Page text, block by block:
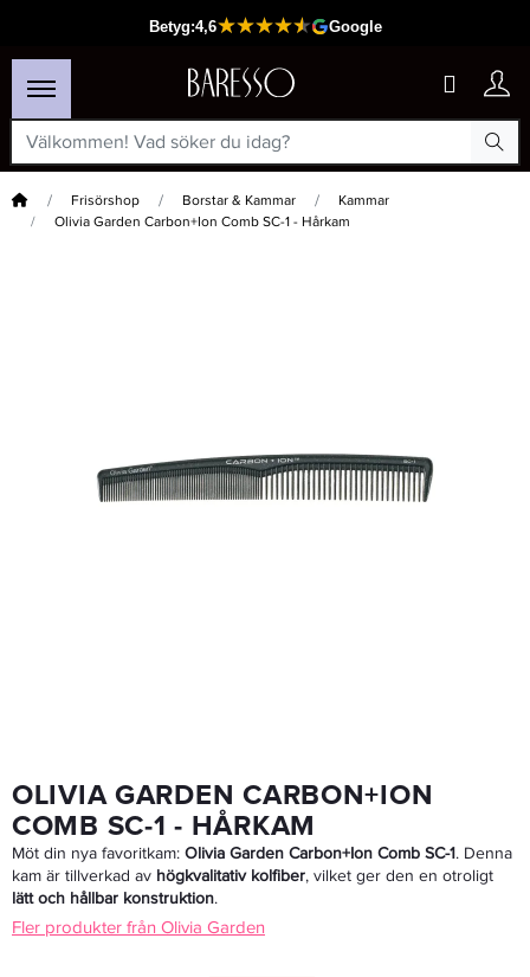
Hem Frisörshop Borstar & Kammar
Kammar
Olivia Garden Carbon+Ion Comb SC-1 - Hårkam
OLIVIA GARDEN CARBON+ION
COMB SC-1 - HÅRKAM
Möt din nya favoritkam: Olivia Garden Carbon+Ion Comb SC-1. Denna
kam är tillverkad av högkvalitativ kolfiber, vilket ger den en otroligt
lätt och hållbar konstruktion.
Fler produkter från Olivia Garden